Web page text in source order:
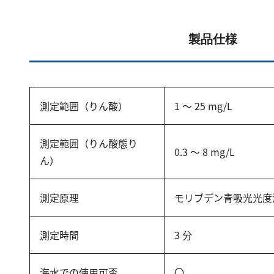
製品仕様
測定範囲（りん酸） 1 ～ 25 mg/L
測定範囲（りん酸態り
ん）
0.3 ～ 8 mg/L
測定原理 モリブデン青吸光光
測定時間 3 分